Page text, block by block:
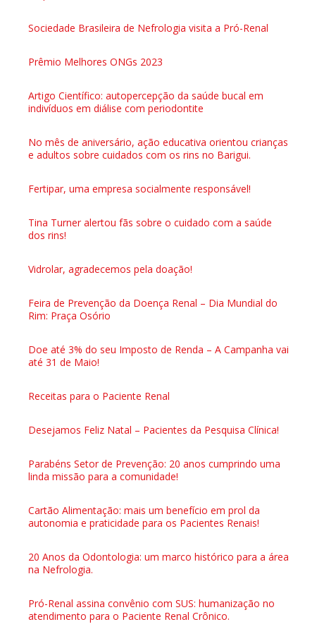
Sociedade Brasileira de Nefrologia visita a Pró-Renal
Prêmio Melhores ONGs 2023
Artigo Científico: autopercepção da saúde bucal em
indivíduos em diálise com periodontite
No mês de aniversário, ação educativa orientou crianças
e adultos sobre cuidados com os rins no Barigui.
Fertipar, uma empresa socialmente responsável!
Tina Turner alertou fãs sobre o cuidado com a saúde
dos rins!
Vidrolar, agradecemos pela doação!
Feira de Prevenção da Doença Renal – Dia Mundial do
Rim: Praça Osório
Doe até 3% do seu Imposto de Renda – A Campanha vai
até 31 de Maio!
Receitas para o Paciente Renal
Desejamos Feliz Natal – Pacientes da Pesquisa Clínica!
Parabéns Setor de Prevenção: 20 anos cumprindo uma
linda missão para a comunidade!
Cartão Alimentação: mais um benefício em prol da
autonomia e praticidade para os Pacientes Renais!
20 Anos da Odontologia: um marco histórico para a área
na Nefrologia.
Pró-Renal assina convênio com SUS: humanização no
atendimento para o Paciente Renal Crônico.